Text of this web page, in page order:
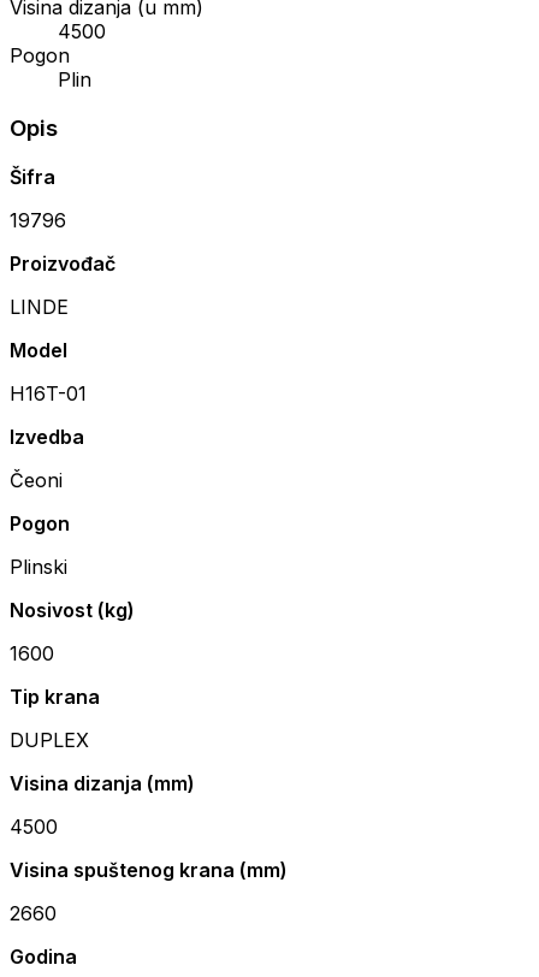
Visina dizanja (u mm)
4500
Pogon
Plin
Opis
Šifra
19796
Proizvođač
LINDE
Model
H16T-01
Izvedba
Čeoni
Pogon
Plinski
Nosivost (kg)
1600
Tip krana
DUPLEX
Visina dizanja (mm)
4500
Visina spuštenog krana (mm)
2660
Godina